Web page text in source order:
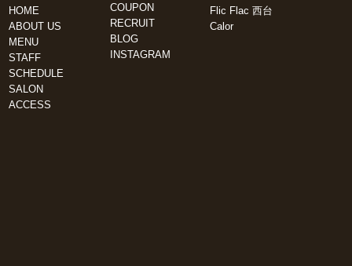
HOME
ABOUT US
MENU
STAFF
SCHEDULE
SALON
ACCESS
COUPON
RECRUIT
BLOG
INSTAGRAM
Flic Flac 西台
Calor